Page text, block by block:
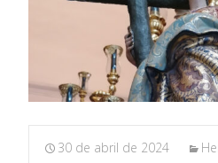
30 de abril de 2024